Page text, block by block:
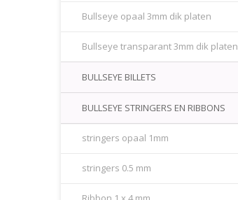
Bullseye opaal 3mm dik platen
Bullseye transparant 3mm dik platen
BULLSEYE BILLETS
BULLSEYE STRINGERS EN RIBBONS
stringers opaal 1mm
stringers 0.5 mm